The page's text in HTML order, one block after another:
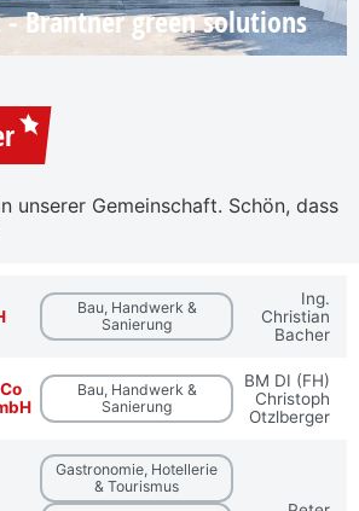
Brantner green solutions
unserer Gemeinschaft. Schön, dass
Bau, Handwerk &
Sanierung
Ing.
Christian
Bacher
Bau, Handwerk &
Sanierung
BM DI (FH)
Christoph
Otzlberger
Gastronomie, Hotellerie
& Tourismus